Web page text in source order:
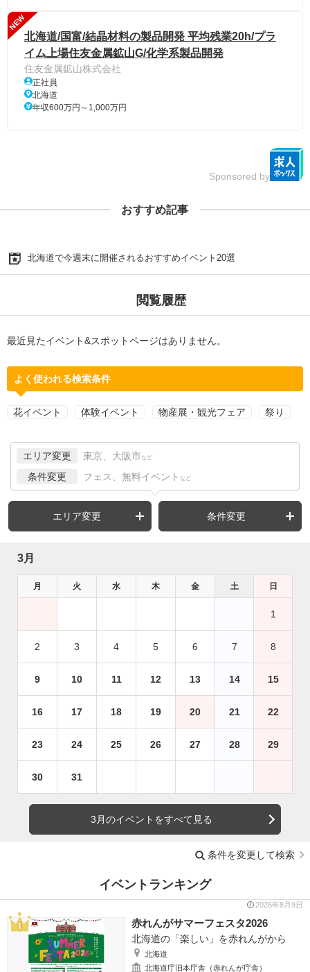
NEW
北海道/国富/結晶材料の製品開発 平均残業20h/プラ
イム上場住友金属鉱山G/化学系製品開発
住友金属鉱山株式会社
正社員
北海道
年収600万円～1,000万円
Sponsored by
おすすめ記事
北海道で今週末に開催されるおすすめイベント20選
閲覧履歴
最近見たイベント&スポットページはありません。
よく使われる検索条件
花イベント 体験イベント 物産展・観光フェア 祭り
エリア変更 東京、大阪市 など
条件変更 フェス、無料イベント など
エリア変更 条件変更
3月
月 火 水 木 金 土 日
1
2 3 4 5 6 7 8
9 10 11 12 13 14 15
16 17 18 19 20 21 22
23 24 25 26 27 28 29
30 31
3月のイベントをすべて見る
条件を変更して検索
イベントランキング
2026年8月9日
赤れんがサマーフェスタ2026
北海道の「楽しい」を赤れんがから
北海道
北海道庁旧本庁舎（赤れんが庁舎）